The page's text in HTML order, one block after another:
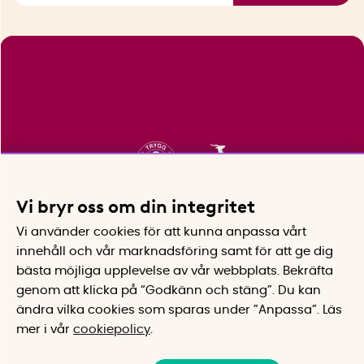
Vi bryr oss om din integritet
Vi använder cookies för att kunna anpassa vårt
innehåll och vår marknadsföring samt för att ge dig
bästa möjliga upplevelse av vår webbplats.
Bekräfta
genom att klicka på “Godkänn och stäng”. Du kan
ändra vilka cookies som sparas under ”Anpassa”.
Läs
mer i vår cookiepolicy